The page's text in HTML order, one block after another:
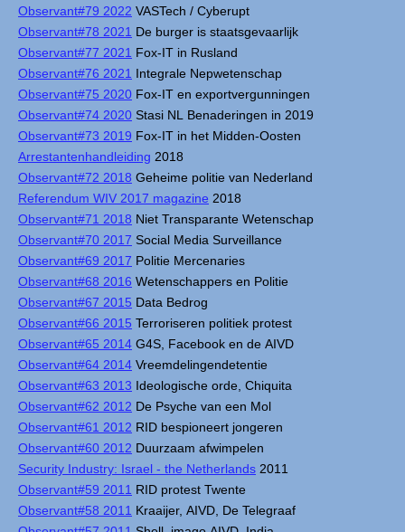
Observant#79 2022 VASTech / Cyberupt
Observant#78 2021 De burger is staatsgevaarlijk
Observant#77 2021 Fox-IT in Rusland
Observant#76 2021 Integrale Nepwetenschap
Observant#75 2020 Fox-IT en exportvergunningen
Observant#74 2020 Stasi NL Benaderingen in 2019
Observant#73 2019 Fox-IT in het Midden-Oosten
Arrestantenhandleiding 2018
Observant#72 2018 Geheime politie van Nederland
Referendum WIV 2017 magazine 2018
Observant#71 2018 Niet Transparante Wetenschap
Observant#70 2017 Social Media Surveillance
Observant#69 2017 Politie Mercenaries
Observant#68 2016 Wetenschappers en Politie
Observant#67 2015 Data Bedrog
Observant#66 2015 Terroriseren politiek protest
Observant#65 2014 G4S, Facebook en de AIVD
Observant#64 2014 Vreemdelingendetentie
Observant#63 2013 Ideologische orde, Chiquita
Observant#62 2012 De Psyche van een Mol
Observant#61 2012 RID bespioneert jongeren
Observant#60 2012 Duurzaam afwimpelen
Security Industry: Israel - the Netherlands 2011
Observant#59 2011 RID protest Twente
Observant#58 2011 Kraaijer, AIVD, De Telegraaf